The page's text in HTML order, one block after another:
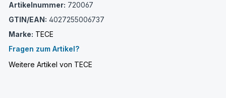
Artikelnummer: 720067
GTIN/EAN: 4027255006737
Marke: TECE
Fragen zum Artikel?
Weitere Artikel von TECE